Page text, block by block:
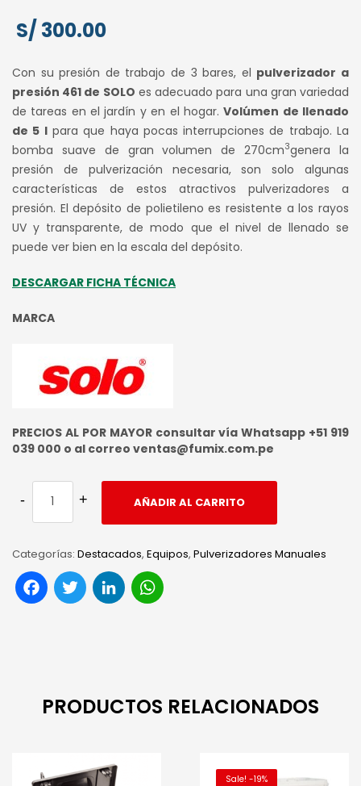
S/ 300.00
Con su presión de trabajo de 3 bares, el pulverizador a
presión 461 de SOLO es adecuado para una gran variedad
de tareas en el jardín y en el hogar.Volúmen de llenado
de 5 lpara que haya pocas interrupciones de trabajo. La
bomba suave de gran volumen de 270cm3genera la
presión de pulverización necesaria, son solo algunas
características de estos atractivos pulverizadores a
presión. El depósito de polietileno es resistente a los rayos
UV y transparente, de modo que el nivel de llenado se
puede ver bien en la escala del depósito.
DESCARGAR FICHA TÉCNICA
MARCA
PRECIOS AL POR MAYOR consultar vía Whatsapp +51 919
039 000 o al correo ventas@fumix.com.pe
AÑADIR AL CARRITO
Categorías: Destacados, Equipos, Pulverizadores Manuales
Facebook
TwitterLinkedIn
PRODUCTOS RELACIONADOS
Sale! -19%